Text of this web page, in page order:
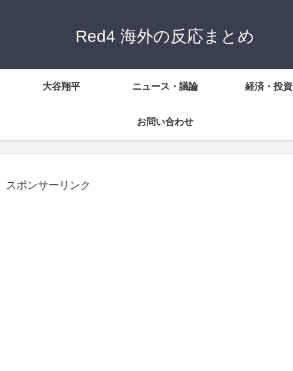
Red4 海外の反応まとめ
大谷翔平 ニュース・議論 経済・投資
お問い合わせ
スポンサーリンク